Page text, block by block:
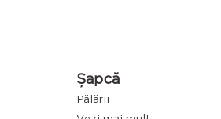
Șapcă
Pălării